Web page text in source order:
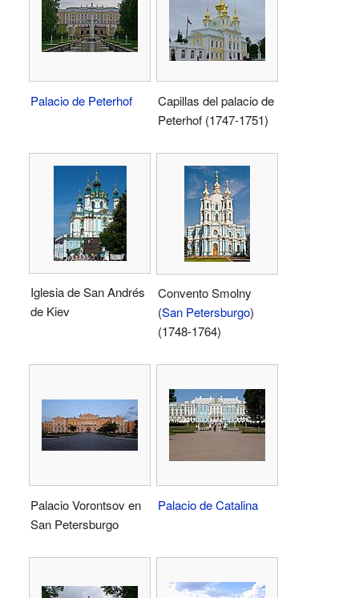
Palacio de Peterhof
Capillas del palacio de
Peterhof (1747-1751)
Iglesia de San Andrés
de Kiev
Convento Smolny
(San Petersburgo)
(1748-1764)
Palacio Vorontsov en
San Petersburgo
Palacio de Catalina